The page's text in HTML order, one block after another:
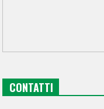
CONTATTI